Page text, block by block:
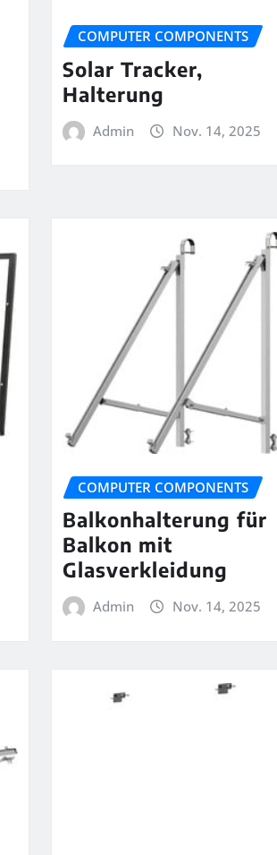
COMPUTER COMPONENTS
Solar Tracker,
Halterung
Admin Nov. 14, 2025
COMPUTER COMPONENTS
Balkonhalterung für
Balkon mit
Glasverkleidung
Admin Nov. 14, 2025